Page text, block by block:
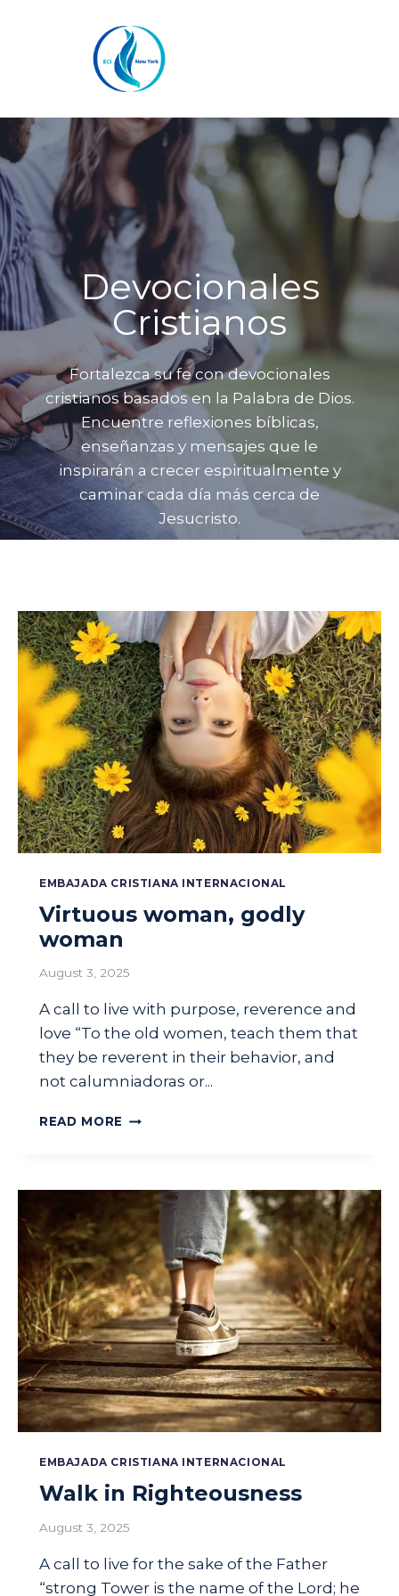
Devocionales
Cristianos
Fortalezca su fe con devocionales
cristianos basados en la Palabra de Dios.
Encuentre reflexiones bíblicas,
enseñanzas y mensajes que le
inspirarán a crecer espiritualmente y
caminar cada día más cerca de
Jesucristo.
EMBAJADA CRISTIANA INTERNACIONAL
Virtuous woman, godly
woman
August 3, 2025
A call to live with purpose, reverence and
love “To the old women, teach them that
they be reverent in their behavior, and
not calumniadoras or...
READ MORE V
U
O
U
S
W
O
M
A
N
,
G
O
D
L
O
A
EMBAJADA CRISTIANA INTERNACIONAL
Walk in Righteousness
August 3, 2025
A call to live for the sake of the Father
“strong Tower is the name of the Lord; he